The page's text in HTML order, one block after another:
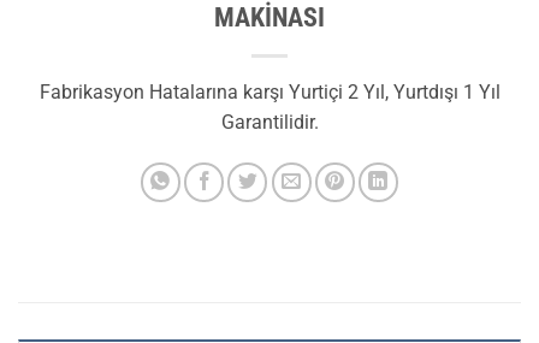
MAKİNASI
Fabrikasyon Hatalarına karşı Yurtiçi 2 Yıl, Yurtdışı 1 Yıl
Garantilidir.